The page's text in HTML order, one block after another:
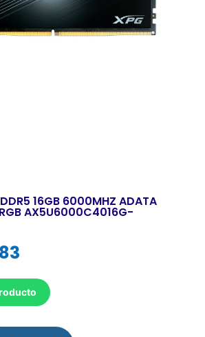
16GB 6000MHZ ADATA
AX5U6000C4016G-